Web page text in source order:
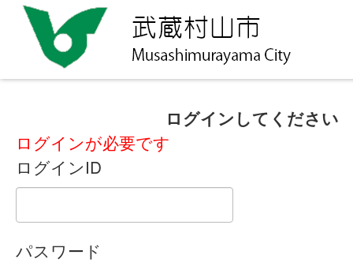
ログインしてください
ログインが必要です
ログインID
パスワード